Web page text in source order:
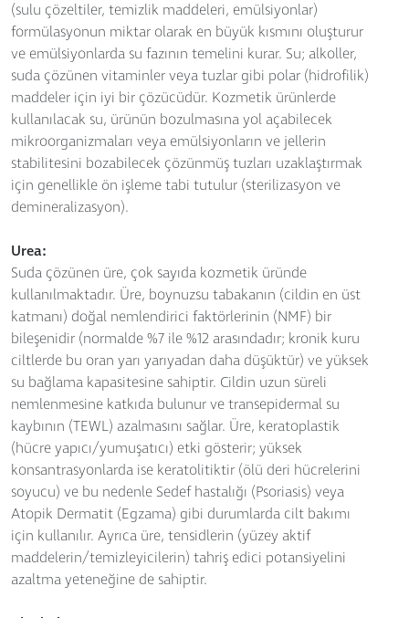
(sulu çözeltiler, temizlik maddeleri, emülsiyonlar)
formülasyonun miktar olarak en büyük kısmını oluşturur
ve emülsiyonlarda su fazının temelini kurar. Su; alkoller,
suda çözünen vitaminler veya tuzlar gibi polar (hidrofilik)
maddeler için iyi bir çözücüdür. Kozmetik ürünlerde
kullanılacak su, ürünün bozulmasına yol açabilecek
mikroorganizmaları veya emülsiyonların ve jellerin
stabilitesini bozabilecek çözünmüş tuzları uzaklaştırmak
için genellikle ön işleme tabi tutulur (sterilizasyon ve
demineralizasyon).
Urea:
Suda çözünen üre, çok sayıda kozmetik üründe
kullanılmaktadır. Üre, boynuzsu tabakanın (cildin en üst
katmanı) doğal nemlendirici faktörlerinin (NMF) bir
bileşenidir (normalde %7 ile %12 arasındadır; kronik kuru
ciltlerde bu oran yarı yarıyadan daha düşüktür) ve yüksek
su bağlama kapasitesine sahiptir. Cildin uzun süreli
nemlenmesine katkıda bulunur ve transepidermal su
kaybının (TEWL) azalmasını sağlar. Üre, keratoplastik
(hücre yapıcı/yumuşatıcı) etki gösterir; yüksek
konsantrasyonlarda ise keratolitiktir (ölü deri hücrelerini
soyucu) ve bu nedenle Sedef hastalığı (Psoriasis) veya
Atopik Dermatit (Egzama) gibi durumlarda cilt bakımı
için kullanılır. Ayrıca üre, tensidlerin (yüzey aktif
maddelerin/temizleyicilerin) tahriş edici potansiyelini
azaltma yeteneğine de sahiptir.